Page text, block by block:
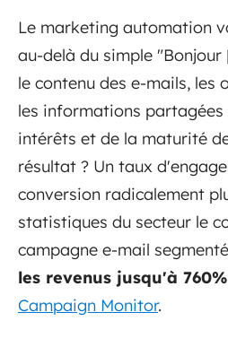
Le marketing automation
au-delà du simple
le contenu des e-mails, les
les informations partagées
intérêts et de la maturité
résultat ? Un taux
conversion radicalement
statistiques du secteur le
campagne e-mail
les revenus jusqu'à 760%
Campaign Monitor.